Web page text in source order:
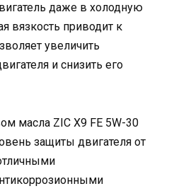
даже в холодную
вязкость приводит к
увеличить
и снизить его
масла ZIC X9 FE 5W-30
защиты двигателя от